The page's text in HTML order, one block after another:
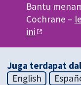
Bantu
Cochrane –
ini
Juga terdapat
English